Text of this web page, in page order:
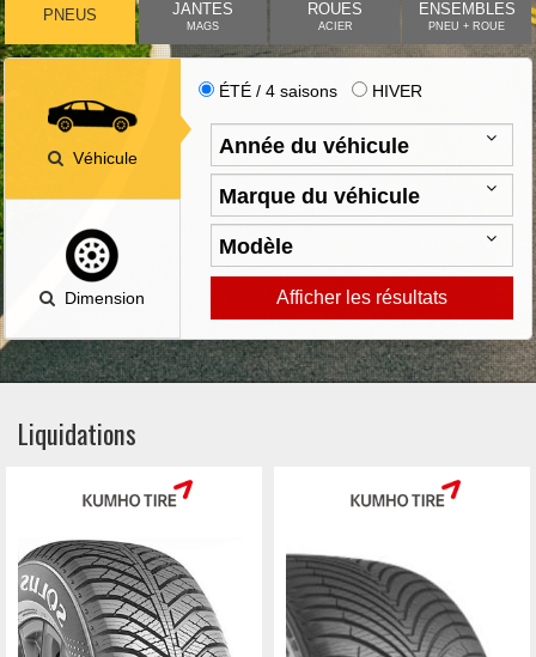
PNEUS JANTES
MAGS
ROUES
ACIER
ENSEMBLES
PNEU + ROUE
Véhicule
Dimension
ÉTÉ / 4 saisons HIVER
Afficher les résultats
Liquidations